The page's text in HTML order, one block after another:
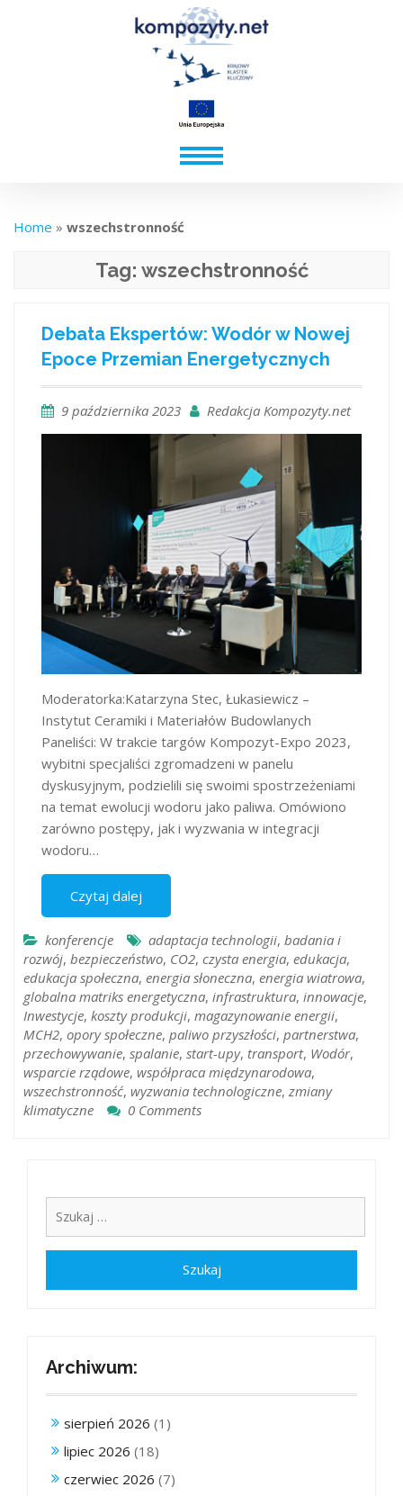
Home » wszechstronność
Tag: wszechstronność
Debata Ekspertów: Wodór w Nowej
Epoce Przemian Energetycznych
9 października 2023 Redakcja Kompozyty.net
Moderatorka:Katarzyna Stec, Łukasiewicz –
Instytut Ceramiki i Materiałów Budowlanych
Paneliści: W trakcie targów Kompozyt-Expo 2023,
wybitni specjaliści zgromadzeni w panelu
dyskusyjnym, podzielili się swoimi spostrzeżeniami
na temat ewolucji wodoru jako paliwa. Omówiono
zarówno postępy, jak i wyzwania w integracji
wodoru…
Czytaj dalej
konferencje adaptacja technologii, badania i
rozwój, bezpieczeństwo, CO2, czysta energia, edukacja,
edukacja społeczna, energia słoneczna, energia wiatrowa,
globalna matriks energetyczna, infrastruktura, innowacje,
Inwestycje, koszty produkcji, magazynowanie energii,
MCH2, opory społeczne, paliwo przyszłości, partnerstwa,
przechowywanie, spalanie, start-upy, transport, Wodór,
wsparcie rządowe, współpraca międzynarodowa,
wszechstronność, wyzwania technologiczne, zmiany
klimatyczne
0 Comments
Archiwum:
sierpień 2026 (1)
lipiec 2026 (18)
czerwiec 2026 (7)